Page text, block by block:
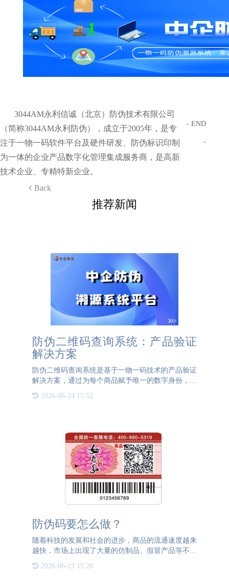
3044AM永利信诚（北京）防伪技术有限公司
（简称3044AM永利防伪），成立于2005年，是专
注于一物一码软件平台及硬件研发、防伪标识印制
为一体的企业产品数字化管理集成服务商，是高新
技术企业、专精特新企业。
Back
- END
-
推荐新闻
防伪二维码查询系统：产品验证
解决方案
防伪二维码查询系统是基于一物一码技术的产品验证
解决方案，通过为每个商品赋予唯一的数字身份，实
构和应用价值三方面进行介绍：一、技术原理系统通
2026-06-24 15:52
防伪码要怎么做？
随着科技的发展和社会的进步，商品的流通速度越来
越快，市场上出现了大量的仿制品、假冒产品等不良
现象。这些假冒产品的出现不仅损害了消费者的权
益，也给企业的经济利益带来了巨大损失。因此，如
2026-06-23 15:28